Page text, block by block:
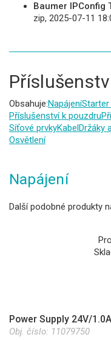
Baumer IPConfig
zip, 2025-07-11
Obsahuje:NapájeníStarter
Příslušenství k pouzdru
Síťové prvkyKabelDržáky
Osvětlení
Napájení
Další podobné produkty
Power Supply 24V/
Obj. číslo: 11079750